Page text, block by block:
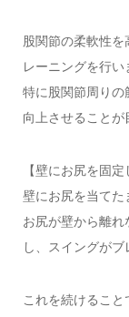
股関節の柔軟性
レーニングを行い
特に股関節周りの
向上させることが
【壁にお尻を固定
壁にお尻を当てた
お尻が壁から離
し、スイングがブ
これを続けるこ